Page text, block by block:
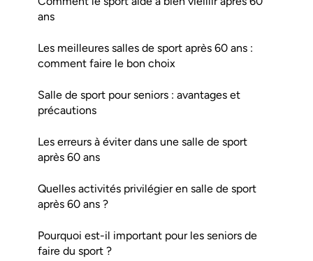
ans
Les meilleures salles de sport après 60 ans :
comment faire le bon choix
Salle de sport pour seniors : avantages et
précautions
Les erreurs à éviter dans une salle de sport
après 60 ans
Quelles activités privilégier en salle de sport
après 60 ans ?
Pourquoi est-il important pour les seniors de
faire du sport ?